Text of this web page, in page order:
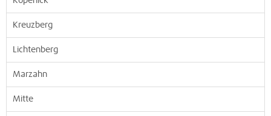
Kreuzberg
Lichtenberg
Marzahn
Mitte